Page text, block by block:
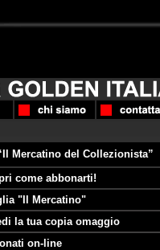
Mercatino del Collezionista”
come abbonarti!
"Il Mercatino"
la tua copia omaggio
on-line